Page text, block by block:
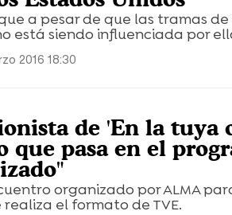
a pesar de que las tramas de
está siendo influenciada por
2016 18:30
de 'En la tuya
que pasa en el
organizado por ALMA
el formato de TVE.